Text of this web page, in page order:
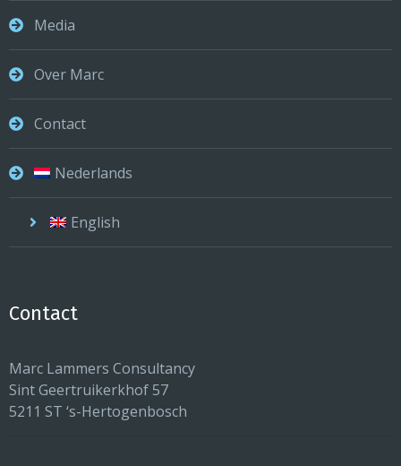
Media
Over Marc
Contact
Nederlands
English
Contact
Marc Lammers Consultancy
Sint Geertruikerkhof 57
5211 ST ‘s-Hertogenbosch